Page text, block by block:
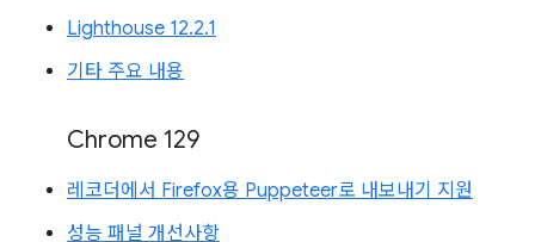
Lighthouse 12.2.1
기타 주요 내용
Chrome 129
레코더에서 Firefox용 Puppeteer로 내보내기 지원
성능 패널 개선사항